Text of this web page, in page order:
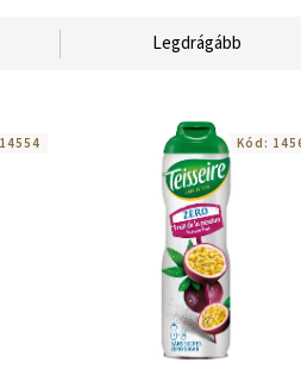
Legdrágább
14554 Kód: